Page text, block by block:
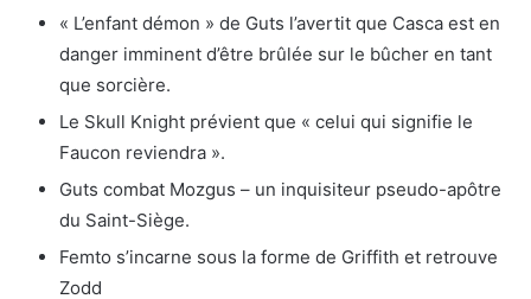
« L’enfant démon » de Guts l’avertit que Casca est en
danger imminent d’être brûlée sur le bûcher en tant
que sorcière.
Le Skull Knight prévient que « celui qui signifie le
Faucon reviendra ».
Guts combat Mozgus – un inquisiteur pseudo-apôtre
du Saint-Siège.
Femto s’incarne sous la forme de Griffith et retrouve
Zodd